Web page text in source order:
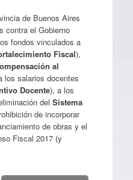
de Buenos Aires
contra el Gobierno
fondos vinculados a
Fiscal),
al
los salarios docentes
Docente), a los
del Sistema
de incorporar
de obras y el
Fiscal 2017 (y